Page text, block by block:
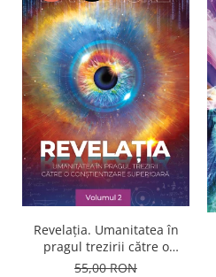
Revelația. Umanitatea în
pragul trezirii către o
conştientizare superioară,
55,00 RON